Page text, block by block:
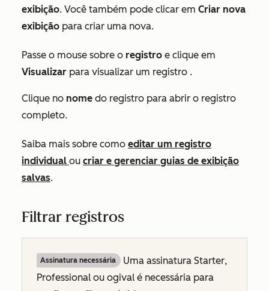
exibição. Você também pode clicar em Criar nova
exibição para criar uma nova.
Passe o mouse sobre o registro e clique em
Visualizar para visualizar um registro .
Clique no nome do registro para abrir o registro
completo.
Saiba mais sobre como editar um registro
individual ou criar e gerenciar guias de exibição
salvas.
Filtrar registros
Assinatura necessária Uma assinatura Starter,
Professional ou ogival é necessária para